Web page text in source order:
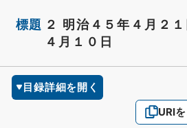
標題 ２ 明治４５年４月２
４月１０日
目録詳細を開く
URI